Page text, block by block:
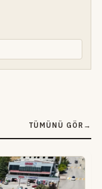
TÜMÜNÜ GÖR →